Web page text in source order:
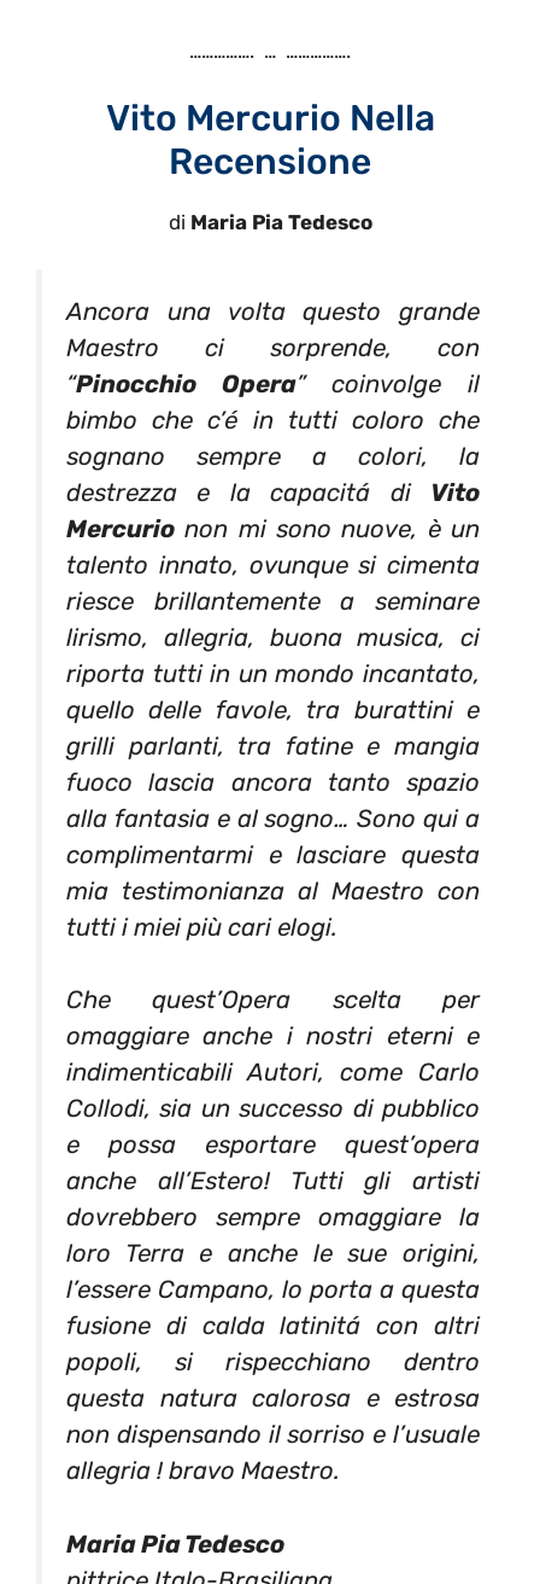
……………. … …………….
Vito Mercurio Nella
Recensione
di Maria Pia Tedesco
Ancora una volta questo grande
Maestro ci sorprende, con
“Pinocchio Opera” coinvolge il
bimbo che c’é in tutti coloro che
sognano sempre a colori, la
destrezza e la capacitá di Vito
Mercurio non mi sono nuove, è un
talento innato, ovunque si cimenta
riesce brillantemente a seminare
lirismo, allegria, buona musica, ci
riporta tutti in un mondo incantato,
quello delle favole, tra burattini e
grilli parlanti, tra fatine e mangia
fuoco lascia ancora tanto spazio
alla fantasia e al sogno… Sono qui a
complimentarmi e lasciare questa
mia testimonianza al Maestro con
tutti i miei più cari elogi.
Che quest’Opera scelta per
omaggiare anche i nostri eterni e
indimenticabili Autori, come Carlo
Collodi, sia un successo di pubblico
e possa esportare quest’opera
anche all’Estero! Tutti gli artisti
dovrebbero sempre omaggiare la
loro Terra e anche le sue origini,
l’essere Campano, lo porta a questa
fusione di calda latinitá con altri
popoli, si rispecchiano dentro
questa natura calorosa e estrosa
non dispensando il sorriso e l’usuale
allegria ! bravo Maestro.
Maria Pia Tedesco